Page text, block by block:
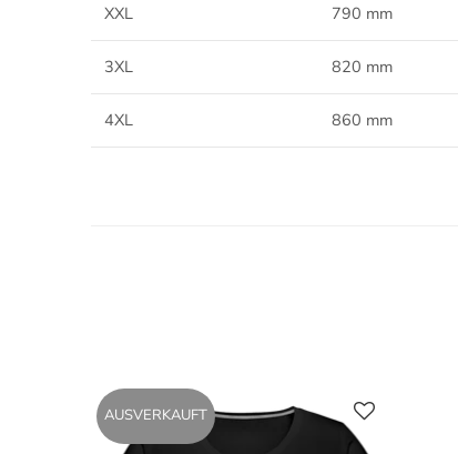
XXL 790 mm
3XL 820 mm
4XL 860 mm
AUSVERKAUFT